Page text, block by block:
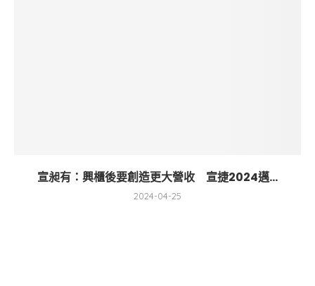
宣昶有：興櫃後要創造更大營收 宣捷2024邁...
2024-04-25